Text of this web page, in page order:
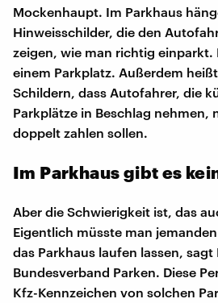
Mockenhaupt. Im Parkhaus
Hinweisschilder, die den
zeigen, wie man richtig
einem Parkplatz. Außerdem
Schildern, dass Autofahrer, die
Parkplätze in Beschlag nehmen,
doppelt zahlen sollen.
Im Parkhaus gibt es
Aber die Schwierigkeit ist, das
Eigentlich müsste man
das Parkhaus laufen lassen, sagt
Bundesverband Parken. Diese
Kfz-Kennzeichen von solchen